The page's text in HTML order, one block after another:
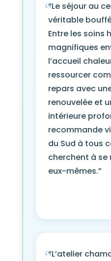
“Le séjour au
véritable
Entre les soins
magnifiques
l’accueil
ressourcer
repars avec
renouvelée et
intérieure
recommande
du Sud à tous
cherchent à
eux-mêmes.”
“L’atelier